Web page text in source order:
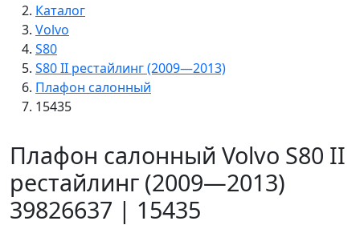
Каталог
Volvo
S80
S80 II рестайлинг (2009—2013)
Плафон салонный
15435
Плафон салонный Volvo S80 II
рестайлинг (2009—2013)
39826637 | 15435